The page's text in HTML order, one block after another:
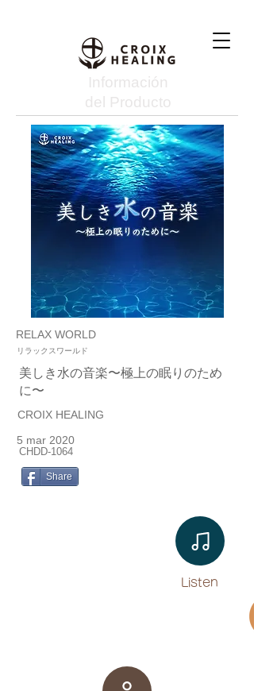
Información
del Producto
RELAX WORLD
リラックスワールド
美しき水の音楽〜極上の眠りのため
に〜
CROIX HEALING
5 mar 2020
CHDD-1064
Share
Listen​